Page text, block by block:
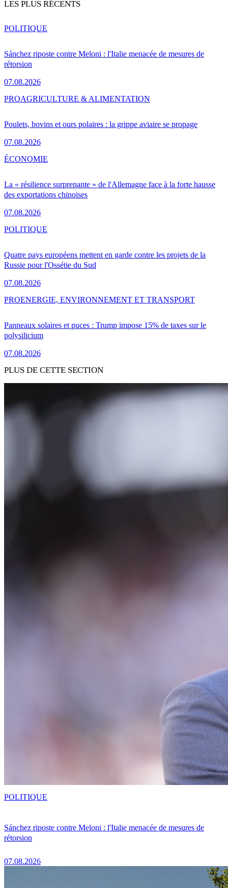
LES PLUS RÉCENTS
Sánchez riposte contre Meloni : l'Italie menacée de mesures de
rétorsion
07.08.2026
POLITIQUE
Poulets, bovins et ours polaires : la grippe aviaire se propage
07.08.2026
PROAGRICULTURE & ALIMENTATION
La « résilience surprenante » de l'Allemagne face à la forte hausse
des exportations chinoises
07.08.2026
ÉCONOMIE
Quatre pays européens mettent en garde contre les projets de la
Russie pour l'Ossétie du Sud
07.08.2026
POLITIQUE
Panneaux solaires et puces : Trump impose 15% de taxes sur le
polysilicium
07.08.2026
PROENERGIE, ENVIRONNEMENT ET TRANSPORT
PLUS DE CETTE SECTION
Sánchez riposte contre Meloni : l'Italie menacée de mesures de
rétorsion
07.08.2026
POLITIQUE